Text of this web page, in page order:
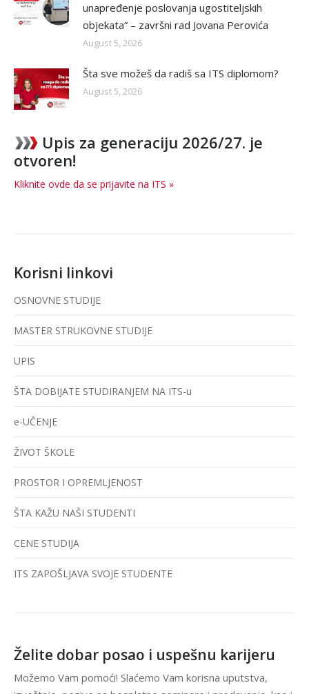
unapređenje poslovanja ugostiteljskih
objekata” – završni rad Jovana Perovića
August 5, 2026
Šta sve možeš da radiš sa ITS diplomom?
August 5, 2026
Upis za generaciju 2026/27. je
otvoren!
Kliknite ovde da se prijavite na ITS »
Korisni linkovi
OSNOVNE STUDIJE
MASTER STRUKOVNE STUDIJE
UPIS
ŠTA DOBIJATE STUDIRANJEM NA ITS-u
e-UČENJE
ŽIVOT ŠKOLE
PROSTOR I OPREMLJENOST
ŠTA KAŽU NAŠI STUDENTI
CENE STUDIJA
ITS ZAPOŠLJAVA SVOJE STUDENTE
Želite dobar posao i uspešnu karijeru
Možemo Vam pomoći! Slaćemo Vam korisna uputstva,